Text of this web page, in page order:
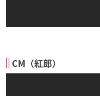
CM（紅郎）